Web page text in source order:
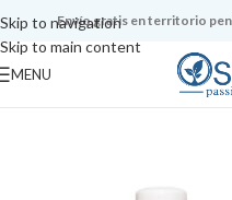
Skip to navigation
Skip to main content
Envío gratis en territorio
MENU